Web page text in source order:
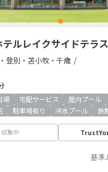
ルレイクサイドテラス
登別・苫小牧・千歳
場 宅配サービス 屋内プール
駐車場有り 冷水プール 旅
収集中
基準